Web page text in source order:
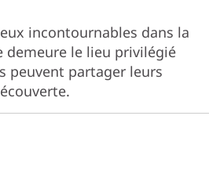
incontournables dans la
demeure le lieu privilégié
peuvent partager leurs